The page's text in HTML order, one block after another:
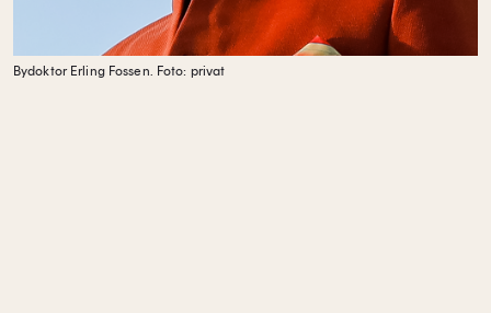
Bydoktor Erling Fossen. Foto: privat